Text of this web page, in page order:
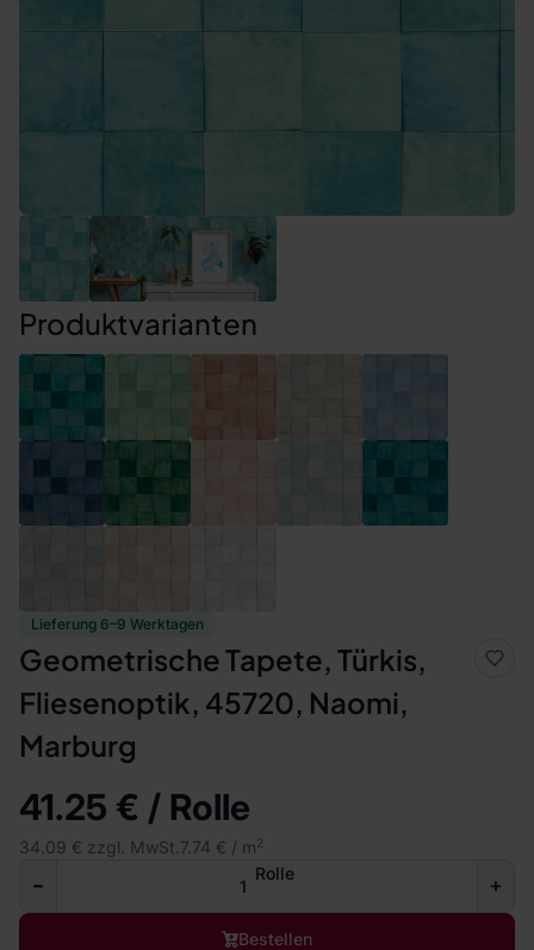
Lieferung 6–9 Werktagen
Geometrische Tapete, Türkis,
Fliesenoptik, 45720, Naomi,
Marburg
41.25 € / Rolle
34.09 € zzgl. MwSt. 7.74 € / m2
Rolle
Bestellen
Produktvarianten